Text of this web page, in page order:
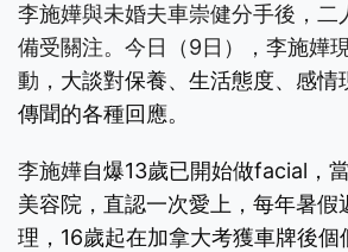
李施嬅與未婚夫車崇健分手後，二
備受關注。今日（9日）， 李施嬅
動， 大談對保養、生活態度、感情
傳聞的各種回應。
李施嬅自爆13歲已開始做facial，
美容院，直認一次愛上，每年暑假
理，16歲起在加拿大考獲車牌後